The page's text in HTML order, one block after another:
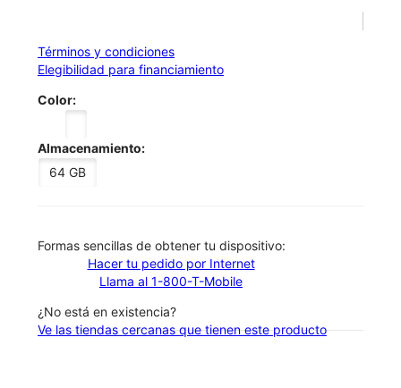
Términos y condiciones
Elegibilidad para financiamiento
Color:
Almacenamiento:
64 GB
​​​​​​​Formas sencillas de obtener tu dispositivo:
Hacer tu pedido por Internet
Llama al 1-800-T-Mobile
¿No está en existencia?
Ve las tiendas cercanas que tienen este producto